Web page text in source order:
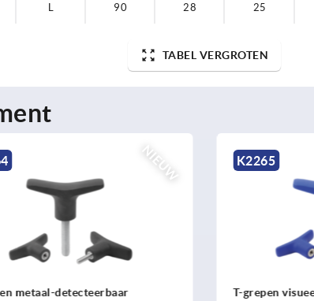
L 90 28 25
TABEL VERGROTEN
NIEUW
metaal-detecteerbaar
K2265
T-grepen